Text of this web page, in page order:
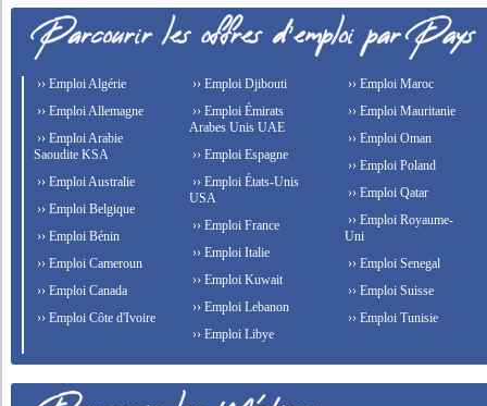
›› Emploi Algérie
›› Emploi Allemagne
›› Emploi Arabie
Saoudite KSA
›› Emploi Australie
›› Emploi Belgique
›› Emploi Bénin
›› Emploi Cameroun
›› Emploi Canada
›› Emploi Côte d'Ivoire
›› Emploi Djibouti
›› Emploi Émirats
Arabes Unis UAE
›› Emploi Espagne
›› Emploi États-Unis
USA
›› Emploi France
›› Emploi Italie
›› Emploi Kuwait
›› Emploi Lebanon
›› Emploi Libye
›› Emploi Maroc
›› Emploi Mauritanie
›› Emploi Oman
›› Emploi Poland
›› Emploi Qatar
›› Emploi Royaume-
Uni
›› Emploi Senegal
›› Emploi Suisse
›› Emploi Tunisie